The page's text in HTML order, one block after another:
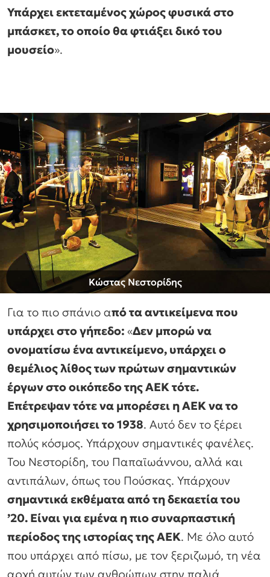
Υπάρχει εκτεταμένος χώρος φυσικά στο
μπάσκετ, το οποίο θα φτιάξει δικό του
μουσείο».
Κώστας Νεστορίδης
Για το πιο σπάνιο από τα αντικείμενα που
υπάρχει στο γήπεδο: «Δεν μπορώ να
ονοματίσω ένα αντικείμενο, υπάρχει ο
θεμέλιος λίθος των πρώτων σημαντικών
έργων στο οικόπεδο της ΑΕΚ τότε.
Επέτρεψαν τότε να μπορέσει η ΑΕΚ να το
χρησιμοποιήσει το 1938. Αυτό δεν το ξέρει
πολύς κόσμος. Υπάρχουν σημαντικές φανέλες.
Του Νεστορίδη, του Παπαϊωάννου, αλλά και
αντιπάλων, όπως του Πούσκας. Υπάρχουν
σημαντικά εκθέματα από τη δεκαετία του
’20. Είναι για εμένα η πιο συναρπαστική
περίοδος της ιστορίας της ΑΕΚ. Με όλο αυτό
που υπάρχει από πίσω, με τον ξεριζωμό, τη νέα
αρχή αυτών των ανθρώπων στην παλιά